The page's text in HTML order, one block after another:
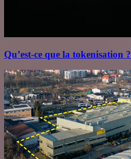
Qu’est‑ce que la tokenisation ?